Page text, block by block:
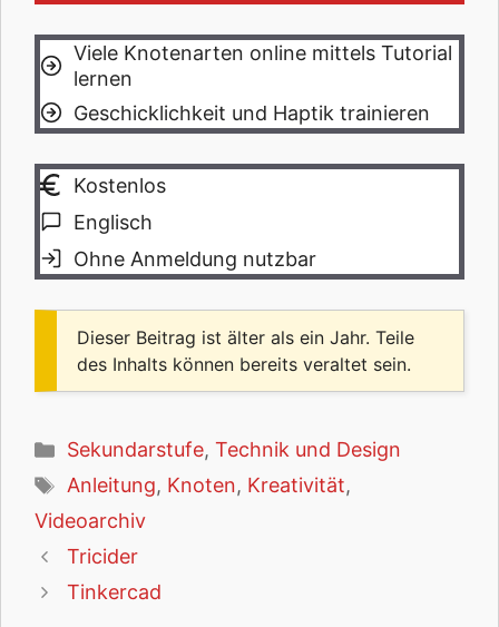
Viele Knotenarten online mittels Tutorial
lernen
Geschicklichkeit und Haptik trainieren
Kostenlos
Englisch
Ohne Anmeldung nutzbar
Dieser Beitrag ist älter als ein Jahr. Teile
des Inhalts können bereits veraltet sein.
Kategorien
Sekundarstufe, Technik und Design
Schlagwörter
Anleitung, Knoten, Kreativität,
Videoarchiv
Tricider
Tinkercad